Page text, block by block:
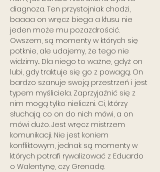
diagnoza. Ten przystojniak chodzi,
baaaa on wręcz biega a kłusu nie
jeden może mu pozazdrościć.
Owszem, są momenty w których się
potknie, ale udajemy, że tego nie
widzimy... Dla niego to ważne, gdyż on
lubi, gdy traktuje się go z powagą. On
bardzo szanuje swoją przestrzeń i jest
typem myśliciela. Zaprzyjaźnić się z
nim mogą tylko nieliczni. Ci, którzy
słuchają co on do nich mówi, a on
mówi dużo. Jest wręcz mistrzem
komunikacji. Nie jest koniem
konfliktowym, jednak są momenty w
których potrafi rywalizować z Eduardo
o Walentynę, czy Grenadę.